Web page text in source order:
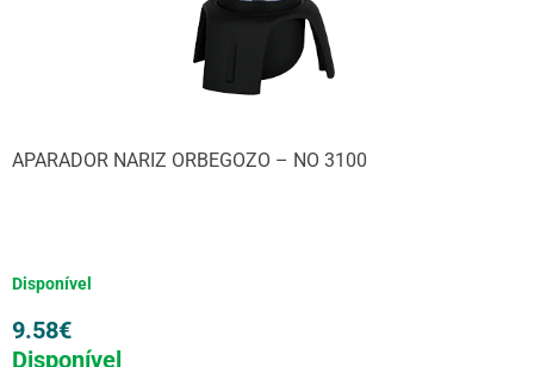
APARADOR NARIZ ORBEGOZO – NO 3100
Disponível
9.58€
Disponível